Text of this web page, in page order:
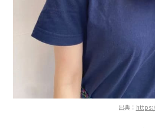
出典：